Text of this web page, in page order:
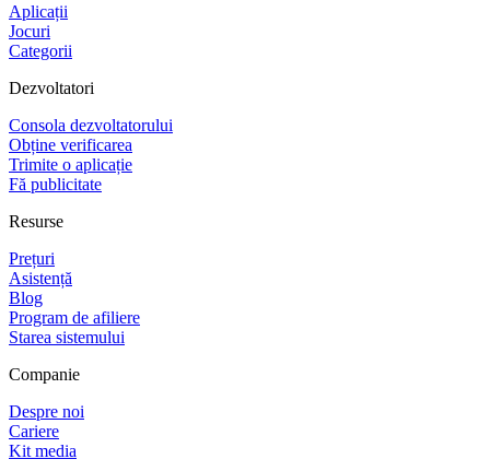
Aplicații
Jocuri
Categorii
Dezvoltatori
Consola dezvoltatorului
Obține verificarea
Trimite o aplicație
Fă publicitate
Resurse
Prețuri
Asistență
Blog
Program de afiliere
Starea sistemului
Companie
Despre noi
Cariere
Kit media